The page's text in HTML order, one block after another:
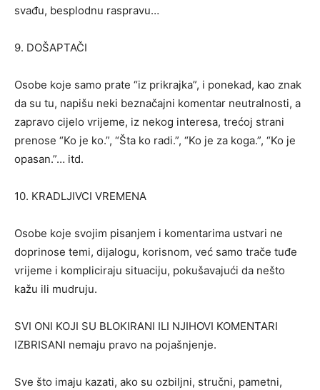
svađu, besplodnu raspravu…
9. DOŠAPTAČI
Osobe koje samo prate “iz prikrajka”, i ponekad, kao znak
da su tu, napišu neki beznačajni komentar neutralnosti, a
zapravo cijelo vrijeme, iz nekog interesa, trećoj strani
prenose “Ko je ko.”, “Šta ko radi.”, “Ko je za koga.”, “Ko je
opasan.”… itd.
10. KRADLJIVCI VREMENA
Osobe koje svojim pisanjem i komentarima ustvari ne
doprinose temi, dijalogu, korisnom, već samo trače tuđe
vrijeme i kompliciraju situaciju, pokušavajući da nešto
kažu ili mudruju.
SVI ONI KOJI SU BLOKIRANI ILI NJIHOVI KOMENTARI
IZBRISANI nemaju pravo na pojašnjenje.
Sve što imaju kazati, ako su ozbiljni, stručni, pametni,